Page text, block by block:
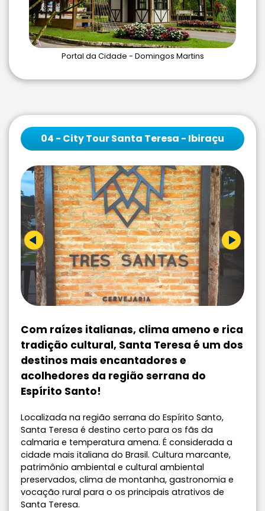
Portal da Cidade - Domingos Martins
04 - City Tour Santa Teresa - Ibiraçu
Com raízes italianas, clima ameno e rica
tradição cultural, Santa Teresa é um dos
destinos mais encantadores e
acolhedores da região serrana do
Espírito Santo!
Localizada na região serrana do Espírito Santo,
Santa Teresa é destino certo para os fãs da
calmaria e temperatura amena. É considerada a
cidade mais italiana do Brasil. Cultura marcante,
patrimônio ambiental e cultural ambiental
preservados, clima de montanha, gastronomia e
vocação rural para o os principais atrativos de
Santa Teresa.